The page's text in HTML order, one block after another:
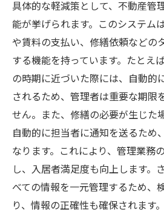
具体的な軽減策として、不動産管
能が挙げられます。このシステム
や賃料の支払い、修繕依頼などの
する機能を持っています。たとえ
の時期に近づいた際には、自動的
されるため、管理者は重要な期限
せん。また、修繕の必要が生じた
自動的に担当者に通知を送るため
なります。これにより、管理業務
し、入居者満足度も向上します。
べての情報を一元管理するため、
り、情報の正確性も確保されます